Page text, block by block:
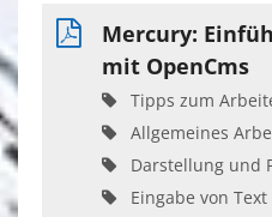
Mercury:
mit OpenCms
Tipps zum
Allgemeines
Darstellung und
Eingabe von Text